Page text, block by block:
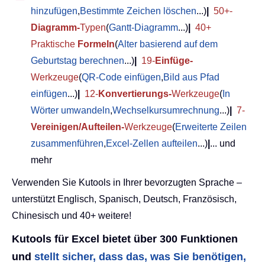
hinzufügen,Bestimmte Zeichen löschen...)
50+-
Diagramm-Typen(Gantt-Diagramm...)
40+
Praktische Formeln(Alter basierend auf dem
Geburtstag berechnen...) 19-Einfüge-
Werkzeuge(QR-Code einfügen,Bild aus Pfad
einfügen...) 12-Konvertierungs-Werkzeuge( In
Wörter umwandeln,Wechselkursumrechnung...)
7-
Vereinigen/Aufteilen-Werkzeuge(Erweiterte Zeilen
zusammenführen,Excel-Zellen aufteilen...) ... und
mehr
Verwenden Sie Kutools in Ihrer bevorzugten Sprache –
unterstützt Englisch, Spanisch, Deutsch, Französisch,
Chinesisch und 40+ weitere!
Kutools für Excel bietet über 300 Funktionen
und stellt sicher, dass das, was Sie benötigen,